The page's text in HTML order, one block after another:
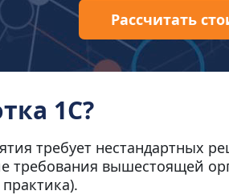
Рассчитать
1С?
требует нестандартных
требования вышестоящей